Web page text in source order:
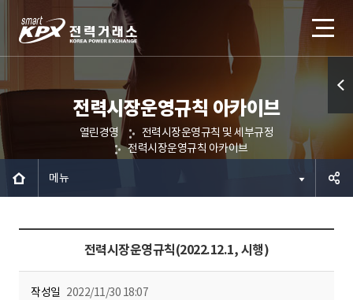
전력시장운영규칙 아카이브
열린경영
전력시장운영규칙 및 세부규정
전력시장운영규칙 아카이브
메뉴
전력시장운영규칙(2022.12.1, 시행)
작성일 2022/11/30 18:07